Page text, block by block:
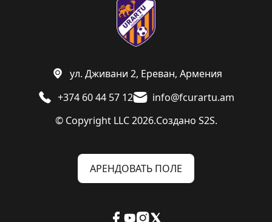
© Copyright LLC 2026.Создано S2S.
+374 60 44 57 12 info@fcurartu.am
ул. Дживани 2, Ереван, Армения
АРЕНДОВАТЬ ПОЛЕ